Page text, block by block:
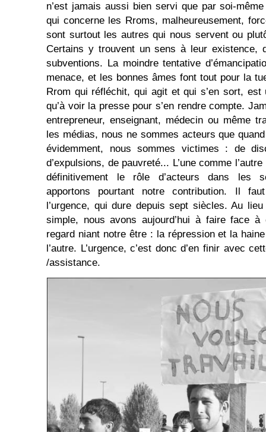
n’est jamais aussi bien servi que par soi-
qui concerne les Rroms, malheureusement,
sont surtout les autres qui nous servent ou
Certains y trouvent un sens à leur existence,
subventions. La moindre tentative
menace, et les bonnes âmes font tout pour la
Rrom qui réfléchit, qui agit et qui s’en sort, est
qu’à voir la presse pour s’en rendre compte.
entrepreneur, enseignant, médecin ou même
les médias, nous ne sommes acteurs que
évidemment, nous sommes victimes : de
d’expulsions, de pauvreté... L’une comme
définitivement le rôle d’acteurs dans les
apportons pourtant notre contribution. Il
l’urgence, qui dure depuis sept siècles. Au
simple, nous avons aujourd’hui à faire face à
regard niant notre être : la répression et la haine
l’autre. L’urgence, c’est donc d’en finir avec
/assistance.